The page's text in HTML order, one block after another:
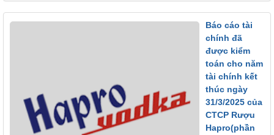
Báo cáo tài
chính đã
được kiểm
toán cho năm
tài chính kết
thúc ngày
31/3/2025 của
CTCP Rượu
Hapro(phần